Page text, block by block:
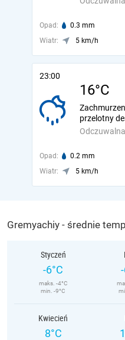
Opad: 0.3 mm
Wiatr:
5 km/h
23:00
16°C
Odczuwalna
przelotny
Opad: 0.2 mm
Wiatr:
5 km/h
Gremyachiy - średnie
Styczeń
-6°C
maks. -4°C
min. -9°C
Kwiecień
8°C